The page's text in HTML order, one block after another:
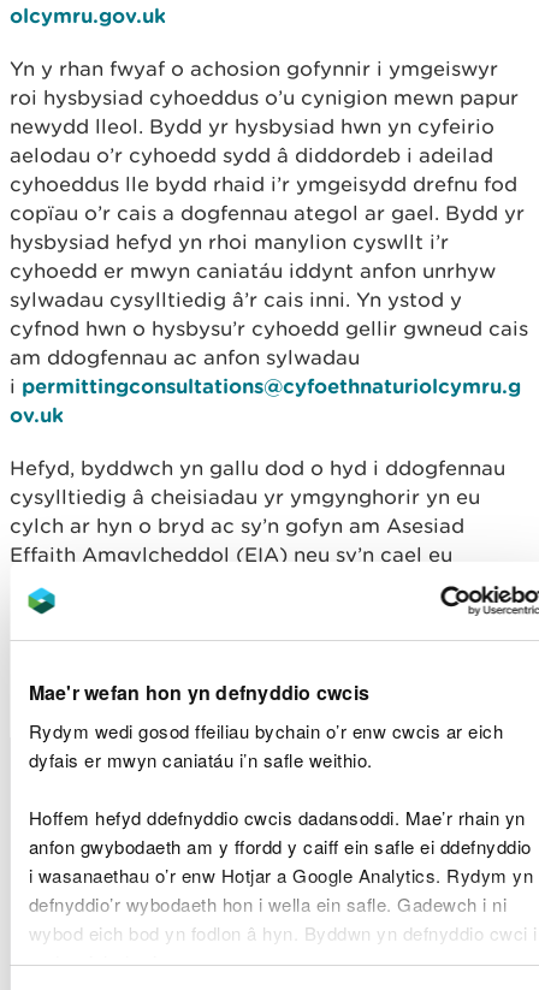
Mae'r wefan hon yn defnyddio cwcis
Rydym wedi gosod ffeiliau bychain o’r enw cwcis ar eich
dyfais er mwyn caniatáu i’n safle weithio.
Hoffem hefyd ddefnyddio cwcis dadansoddi. Mae’r rhain yn
anfon gwybodaeth am y ffordd y caiff ein safle ei ddefnyddio
i wasanaethau o’r enw Hotjar a Google Analytics. Rydym yn
defnyddio’r wybodaeth hon i wella ein safle. Gadewch i ni
wybod eich bod yn fodlon â hyn. Byddwn yn defnyddio cwci i
gadw eich dewis.
olcymru.gov.uk
Yn y rhan fwyaf o achosion gofynnir i ymgeiswyr
roi hysbysiad cyhoeddus o’u cynigion mewn papur
newydd lleol. Bydd yr hysbysiad hwn yn cyfeirio
aelodau o’r cyhoedd sydd â diddordeb i adeilad
cyhoeddus lle bydd rhaid i’r ymgeisydd drefnu fod
copïau o’r cais a dogfennau ategol ar gael. Bydd yr
hysbysiad hefyd yn rhoi manylion cyswllt i’r
cyhoedd er mwyn caniatáu iddynt anfon unrhyw
sylwadau cysylltiedig â’r cais inni. Yn ystod y
cyfnod hwn o hysbysu’r cyhoedd gellir gwneud cais
am ddogfennau ac anfon sylwadau
i permittingconsultations@cyfoethnaturiolcymru.g
ov.uk
Hefyd, byddwch yn gallu dod o hyd i ddogfennau
cysylltiedig â cheisiadau yr ymgynghorir yn eu
cylch ar hyn o bryd ac sy’n gofyn am Asesiad
Effaith Amgylcheddol (EIA) neu sy’n cael eu
hystyried o ddiddordeb cyhoeddus sylweddol
yma
Ceisiadau am Drwyddedau
Morol a Dderbyniwyd
Rhif y
Enw Ymgeisydd Lleoliad y Safle
CML1909
Pwllheli Harbour
Crib Groyne
Modifications
Maritime,
Cyngor
Gwynedd
Band
2
CML1908 Manorbier Outfall
Morgan Sindall
(Infrastructure)